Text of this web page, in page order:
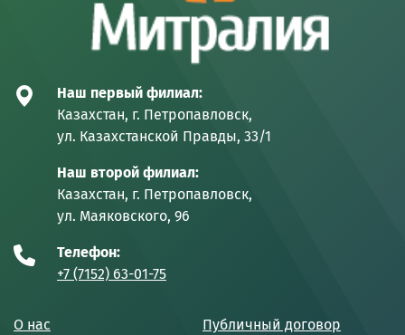
О нас
Публичный договор
Наш первый филиал:
Казахстан, г. Петропавловск,
ул. Казахстанской Правды, 33/1
Наш второй филиал:
Казахстан, г. Петропавловск,
ул. Маяковского, 96
Телефон:
+7 (7152) 63-01-75